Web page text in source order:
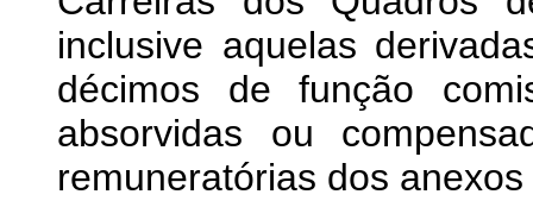
inclusive aquelas
décimos de função
absorvidas ou
remuneratórias dos anexos